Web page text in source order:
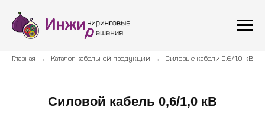
Главная → Каталог кабельной продукции → Силовые кабели 0,6/1,0 кВ
Силовой кабель 0,6/1,0 кВ